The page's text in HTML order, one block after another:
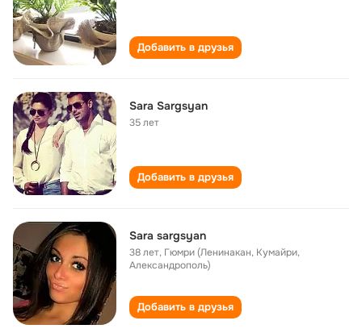
Добавить в друзья
Sara Sargsyan
35 лет
Добавить в друзья
Sara sargsyan
38 лет, Гюмри (Ленинакан, Кумайри,
Александрополь)
Добавить в друзья